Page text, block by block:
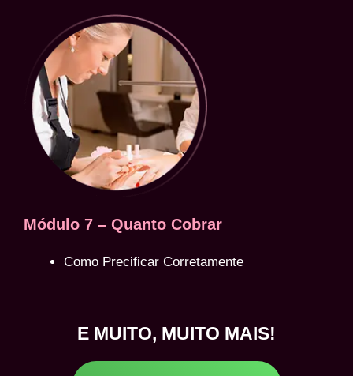
Módulo 7 – Quanto Cobrar
Como Precificar Corretamente
E MUITO, MUITO MAIS!